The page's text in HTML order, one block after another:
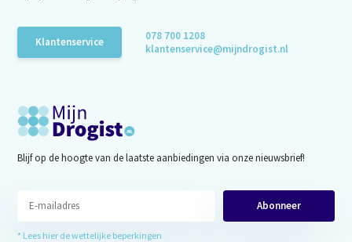
Klantenservice
078 700 1208
klantenservice@mijndrogist.nl
Blijf op de hoogte van de laatste aanbiedingen via onze nieuwsbrief!
Abonneer
* Lees hier de wettelijke beperkingen